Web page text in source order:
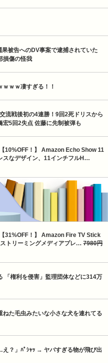
果被告へのDV事案で逮捕されていた
損傷の怪我
ｗｗｗ凄すぎる！！
流戦後初の4連勝！9回2死ドリスから
5回2失点 佐藤に先制被弾も
10%OFF！】 Amazon Echo Show 11
スなデザイン、11インチフルH…
31%OFF！】 Amazon Fire TV Stick
トリーミングメディアプレ… 7980円
「権利を侵害」監理団体などに314万
た毛虫みたいな小さな犬を連れてる
え？」ﾊﾟｼｬｯ → ヤバすぎる物が飛び出